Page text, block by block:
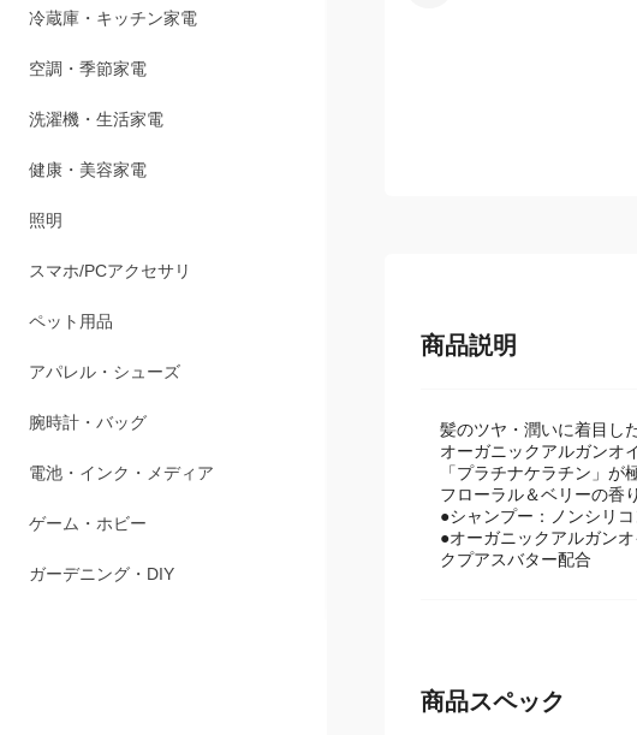
冷蔵庫・キッチン家電
空調・季節家電
洗濯機・生活家電
健康・美容家電
照明
スマホ/PCアクセサリ
髪のツヤ・潤いに着目し
オーガニックアルガン
「プラチナケラチン」が
フローラル＆ベリーの香
●シャンプー：ノンシリ
●オーガニックアルガン